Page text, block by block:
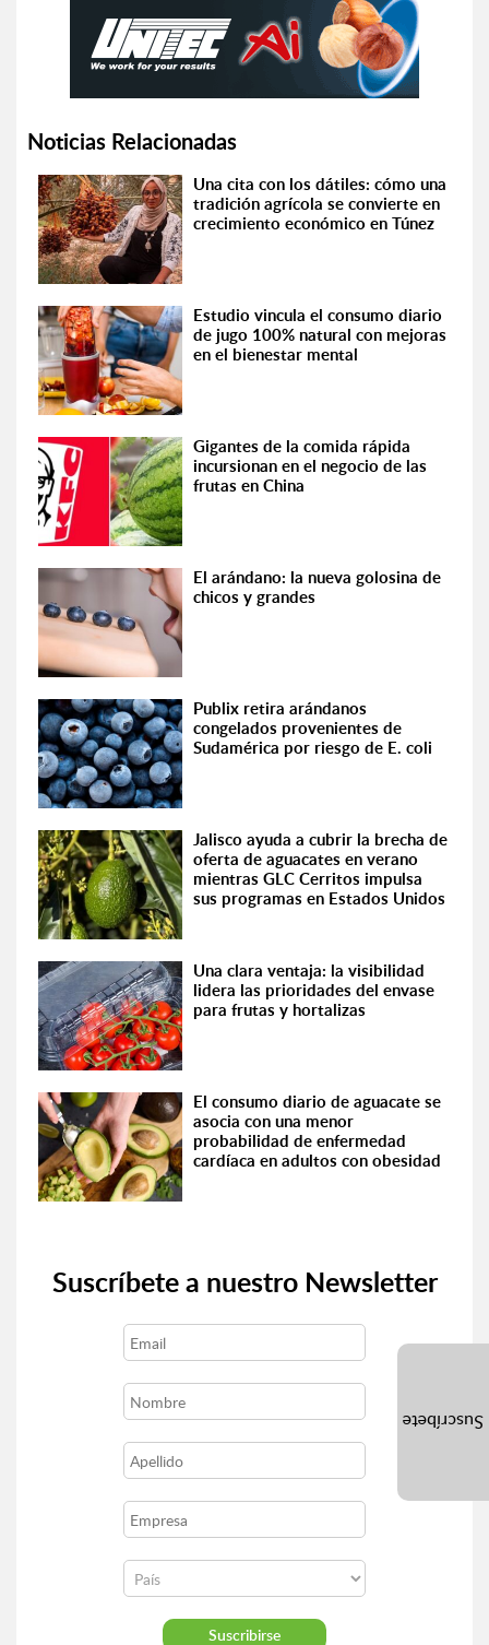
Noticias Relacionadas
Una cita con los dátiles: cómo una
tradición agrícola se convierte en
crecimiento económico en Túnez
Estudio vincula el consumo diario
de jugo 100% natural con mejoras
en el bienestar mental
Gigantes de la comida rápida
incursionan en el negocio de las
frutas en China
El arándano: la nueva golosina de
chicos y grandes
Publix retira arándanos
congelados provenientes de
Sudamérica por riesgo de E. coli
Jalisco ayuda a cubrir la brecha de
oferta de aguacates en verano
mientras GLC Cerritos impulsa
sus programas en Estados Unidos
Una clara ventaja: la visibilidad
lidera las prioridades del envase
para frutas y hortalizas
El consumo diario de aguacate se
asocia con una menor
probabilidad de enfermedad
cardíaca en adultos con obesidad
Suscríbete a nuestro Newsletter
Suscríbete